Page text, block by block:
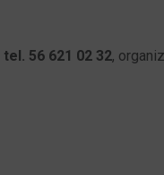
tel. 56 621 02 32,